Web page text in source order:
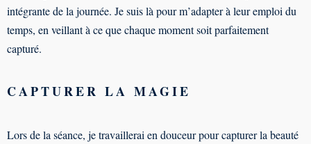
intégrante de la journée. Je suis là pour m’adapter à leur emploi du
temps, en veillant à ce que chaque moment soit parfaitement
capturé.
CAPTURER LA MAGIE
Lors de la séance, je travaillerai en douceur pour capturer la beauté